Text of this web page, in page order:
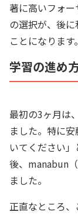
著に高いフォ
の選択が、後
ことになります。
学習の進め
最初の3ヶ月は
ました。特に
いてください
後、manabun
ました。
正直なところ